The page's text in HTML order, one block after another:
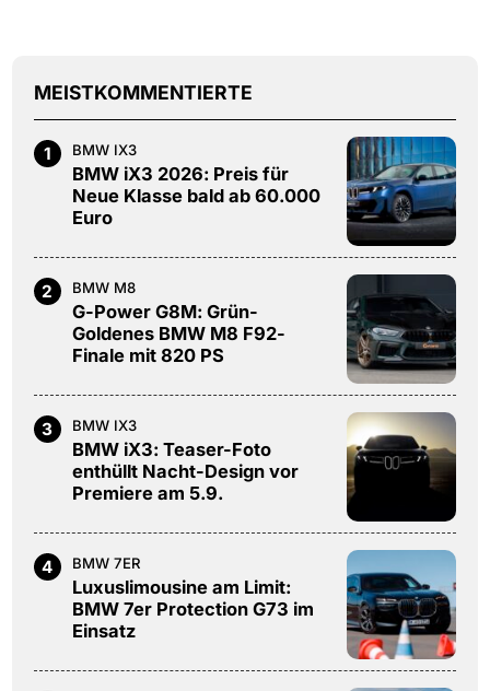
MEISTKOMMENTIERTE
1 BMW IX3
BMW iX3 2026: Preis für
Neue Klasse bald ab 60.000
Euro
2 BMW M8
G-Power G8M: Grün-
Goldenes BMW M8 F92-
Finale mit 820 PS
3 BMW IX3
BMW iX3: Teaser-Foto
enthüllt Nacht-Design vor
Premiere am 5.9.
4 BMW 7ER
Luxuslimousine am Limit:
BMW 7er Protection G73 im
Einsatz